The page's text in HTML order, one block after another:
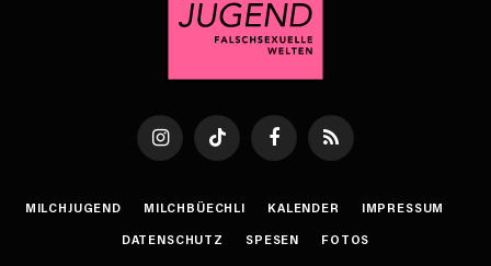
InstagramTikTok FacebookRSS
MILCHJUGEND MILCHBÜECHLI KALENDER
IMPRESSUM
DATENSCHUTZ
SPESEN FOTOS